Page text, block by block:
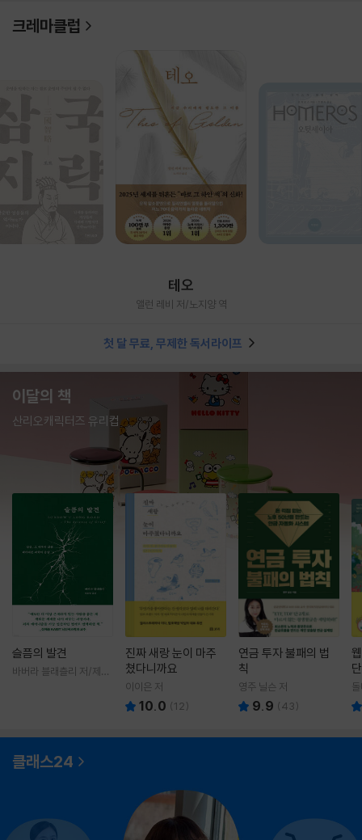
크레마클럽
테오
앨런 레비 저/노지양 역
첫 달 무료, 무제한 독서라이프
이달의 책
산리오캐릭터즈 유리컵
슬픔의 발견
바버라 블래츨리 저/제효
진짜 새랑 눈이 마주
쳤다니까요
이이은 저
10.0 (12)
연금 투자 불패의 법
칙
영주 닐슨 저
9.9 (43)
클래스24